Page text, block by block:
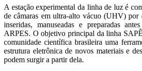
A estação experimental da linha de luz é
de câmaras em ultra-alto vácuo (UHV) por
inseridas, manuseadas e preparadas
ARPES. O objetivo principal da linha
comunidade científica brasileira uma
estrutura eletrônica de novos materiais e
podem surgir a partir dela.